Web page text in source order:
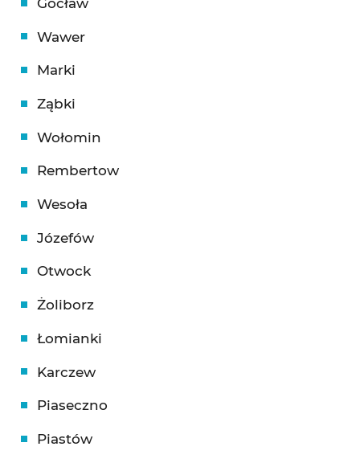
Wawer
Marki
Ząbki
Wołomin
Rembertow
Wesoła
Józefów
Otwock
Żoliborz
Łomianki
Karczew
Piaseczno
Piastów